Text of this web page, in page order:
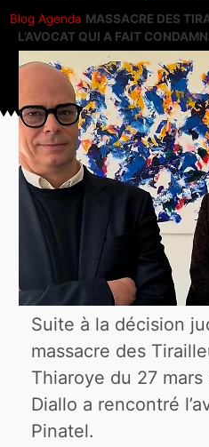
Blog Agenda MASSACRE DES
L’AVOCAT QUI A FAIT
Suite à la décision
massacre des
Thiaroye du 27
Diallo a rencontré
Pinatel.